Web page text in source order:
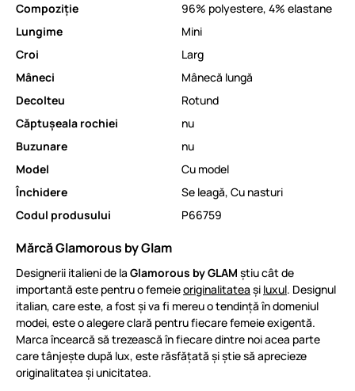
Compoziție
96% polyestere, 4% elastane
Lungime
Mini
Croi
Larg
Mâneci
Mânecă lungă
Decolteu
Rotund
Căptușeala rochiei
nu
Buzunare
nu
Model
Cu model
Închidere
Se leagă, Cu nasturi
Codul produsului
P66759
Mărcă Glamorous by Glam
Designerii italieni de la Glamorous by GLAM știu cât de
importantă este pentru o femeieoriginalitatea și luxul. Designul
italian, care este, a fost și va fi mereu o tendință în domeniul
modei, este o alegere clară pentru fiecare femeie exigentă.
Marca încearcă să trezească în fiecare dintre noi acea parte
care tânjește după lux, este răsfățată și știe să aprecieze
originalitatea și unicitatea.